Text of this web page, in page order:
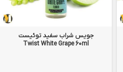
جویس شراب سفید توئیست
Twist White Grape 60ml